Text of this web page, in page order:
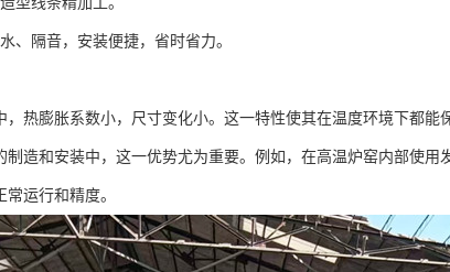
、隔音，安装便捷，省时省力。
，热膨胀系数小，尺寸变化小。这一特性使其在温度环境下都能
制造和安装中，这一优势尤为重要。例如，在高温炉窑内部使用
运行和精度。